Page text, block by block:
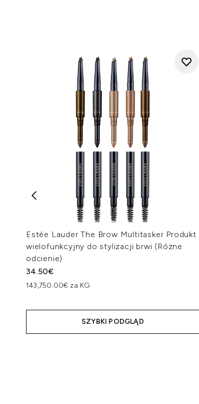
Estée Lauder The Brow Multitasker Produkt
wielofunkcyjny do stylizacji brwi (Różne
odcienie)
34.50€
143,750.00€ za KG
SZYBKI PODGLĄD